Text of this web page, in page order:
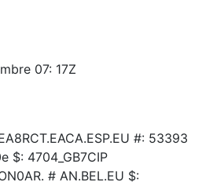
07: 17Z
#: 53393
$: 4704_GB7CIP
# AN.BEL.EU $: